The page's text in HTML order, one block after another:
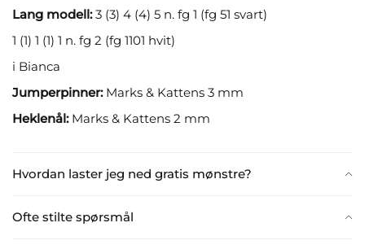
Hvordan laster jeg ned gratis mønstre?
Ofte stilte spørsmål
Lang modell:3 (3) 4 (4) 5 n. fg 1 (fg 51 svart)
1 (1) 1 (1) 1 n. fg 2 (fg 1101 hvit)
i Bianca
Jumperpinner:Marks & Kattens 3 mm
Heklenål:Marks & Kattens 2 mm